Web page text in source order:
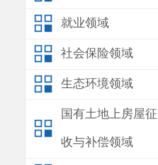
就业领域
社会保险领域
生态环境领域
国有土地上房屋征
收与补偿领域